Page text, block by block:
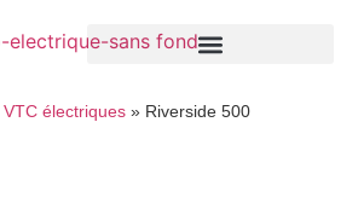
VTC électriques » Riverside 500